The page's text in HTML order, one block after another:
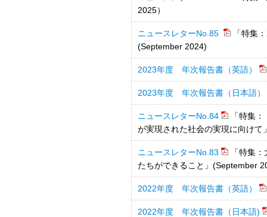
2025）
ニュースレターNo.85
「特集
(September 2024)
2023年度 年次報告書（英語）
2023年度 年次報告書（日本語）
ニュースレターNo.84
「特集
が実現された社会の実現に向けて
ニュースレターNo.83
「特集
たちができること」(September
2022年度 年次報告書（英語）
2022年度 年次報告書（日本語)